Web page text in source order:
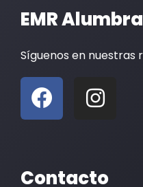
EMR
Síguenos en nuestras
F
a
c
b
I
n
a
Contacto